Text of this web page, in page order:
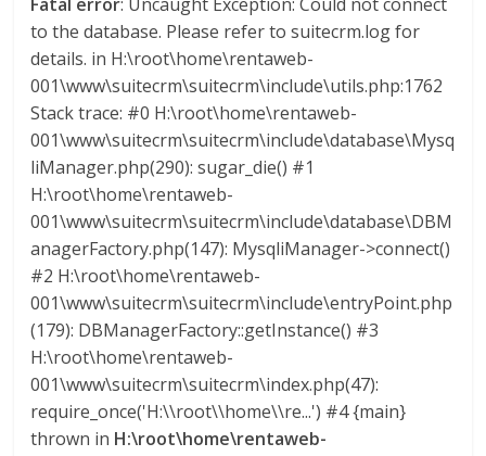
C
o
o
m
b
to the database. Please refer to suitecrm.log for
details. in H:\root\home\rentaweb-
001\www\suitecrm\suitecrm\include\utils.php:1762
Stack trace: #0 H:\root\home\rentaweb-
001\www\suitecrm\suitecrm\include\database\Mysq
liManager.php(290): sugar_die() #1
H:\root\home\rentaweb-
001\www\suitecrm\suitecrm\include\database\DBM
anagerFactory.php(147): MysqliManager->connect()
#2 H:\root\home\rentaweb-
001\www\suitecrm\suitecrm\include\entryPoint.php
(179): DBManagerFactory::getInstance() #3
H:\root\home\rentaweb-
001\www\suitecrm\suitecrm\index.php(47):
require_once('H:\\root\\home\\re...') #4 {main}
thrown in H:\root\home\rentaweb-